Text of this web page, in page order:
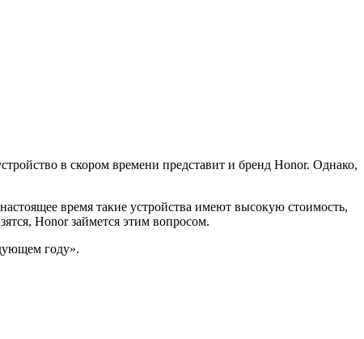
в скором времени представит и бренд Honor. Однако,
время такие устройства имеют высокую стоимость,
Honor займется этим вопросом.
году».